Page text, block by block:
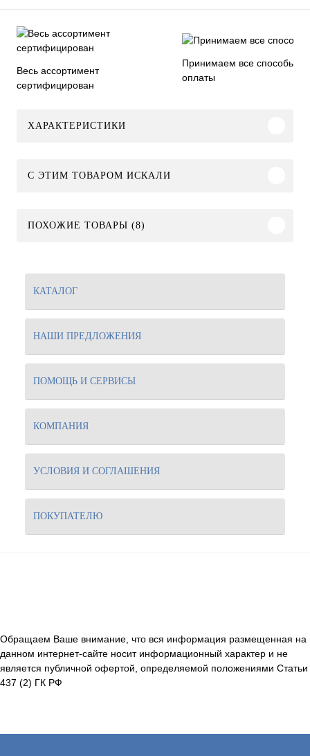
Весь ассортимент
сертифицирован
Принимаем все способы
оплаты
ХАРАКТЕРИСТИКИ
C ЭТИМ ТОВАРОМ ИСКАЛИ
ПОХОЖИЕ ТОВАРЫ (8)
КАТАЛОГ
НАШИ ПРЕДЛОЖЕНИЯ
ПОМОЩЬ И СЕРВИСЫ
КОМПАНИЯ
УСЛОВИЯ И СОГЛАШЕНИЯ
ПОКУПАТЕЛЮ
Обращаем Ваше внимание, что вся информация размещенная на
данном интернет-сайте носит информационный характер и не
является публичной офертой, определяемой положениями Статьи
437 (2) ГК РФ